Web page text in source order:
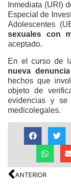
Inmediata (URI)
Especial de
Adolescentes
sexuales con
aceptado.
En el curso de
nueva
hechos que
objeto de
evidencias y
medicolegales.
ANTERIOR